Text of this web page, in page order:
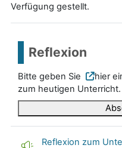
Verfügung gestellt.
Reflexion
Bitte geben Sie hier
zum heutigen Unterricht.
Reflexion zum